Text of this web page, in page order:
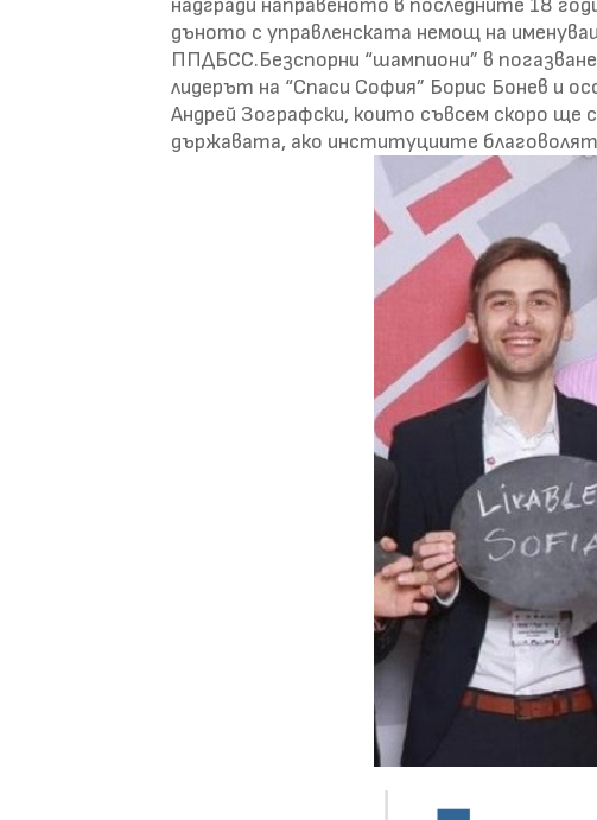
дъното с управленската немощ на
ППДБСС.Безспорни “шампиони” в
лидерът на “Спаси София” Борис Бонев и
Андрей Зографски, които съвсем скоро ще
държавата, ако институциите